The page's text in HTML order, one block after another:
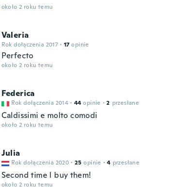
około 2 roku temu
Valeria
Rok dołączenia 2017 · 17 opinie
Perfecto
około 2 roku temu
Federica
Rok dołączenia 2014 · 44 opinie · 2 przesłane
Caldissimi e molto comodi
około 2 roku temu
Julia
Rok dołączenia 2020 · 25 opinie · 4 przesłane
Second time I buy them!
około 2 roku temu